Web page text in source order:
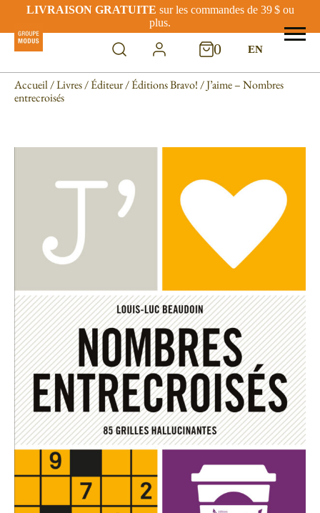
LIVRAISON GRATUITE sur les commandes de 39 $ ou
plus.
0 EN
Accueil/Livres/Éditeur/Éditions Bravo!/ J’aime – Nombres
entrecroisés